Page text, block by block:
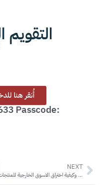
أُنقر هنا
Passcode:
NEXT
القدرة التنافسية للصادرات وكيفية اختراق الاسوق الخارجية للمنتجات